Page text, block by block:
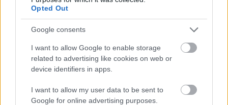
Opted Out
Google consents
I want to allow Google to enable storage
related to advertising like cookies on web or
device identifiers in apps.
I want to allow my user data to be sent to
Google for online advertising purposes.
Újragondolják Lipótváros rejtett, zöld
Történelmi táj, amelynek minden köve
mesél – megújul a tatai Angolkert